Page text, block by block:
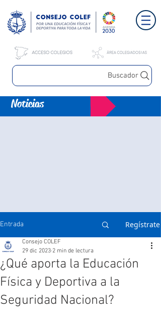
Buscador
Noticias
Entrada Regístrate
¿Qué aporta la Educación
Física y Deportiva a la
Seguridad Nacional?
Consejo COLEF
29 dic 2023 2 min de lectura